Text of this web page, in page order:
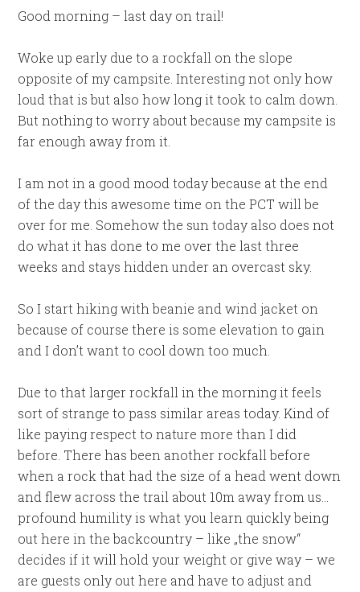
Good morning – last day on trail!
Woke up early due to a rockfall on the slope
opposite of my campsite. Interesting not only how
loud that is but also how long it took to calm down.
But nothing to worry about because my campsite is
far enough away from it.
I am not in a good mood today because at the end
of the day this awesome time on the PCT will be
over for me. Somehow the sun today also does not
do what it has done to me over the last three
weeks and stays hidden under an overcast sky.
So I start hiking with beanie and wind jacket on
because of course there is some elevation to gain
and I don’t want to cool down too much.
Due to that larger rockfall in the morning it feels
sort of strange to pass similar areas today. Kind of
like paying respect to nature more than I did
before. There has been another rockfall before
when a rock that had the size of a head went down
and flew across the trail about 10m away from us…
profound humility is what you learn quickly being
out here in the backcountry – like „the snow“
decides if it will hold your weight or give way – we
are guests only out here and have to adjust and